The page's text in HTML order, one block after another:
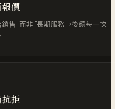
價
售」而非「長期服務」，後續每一次
拒